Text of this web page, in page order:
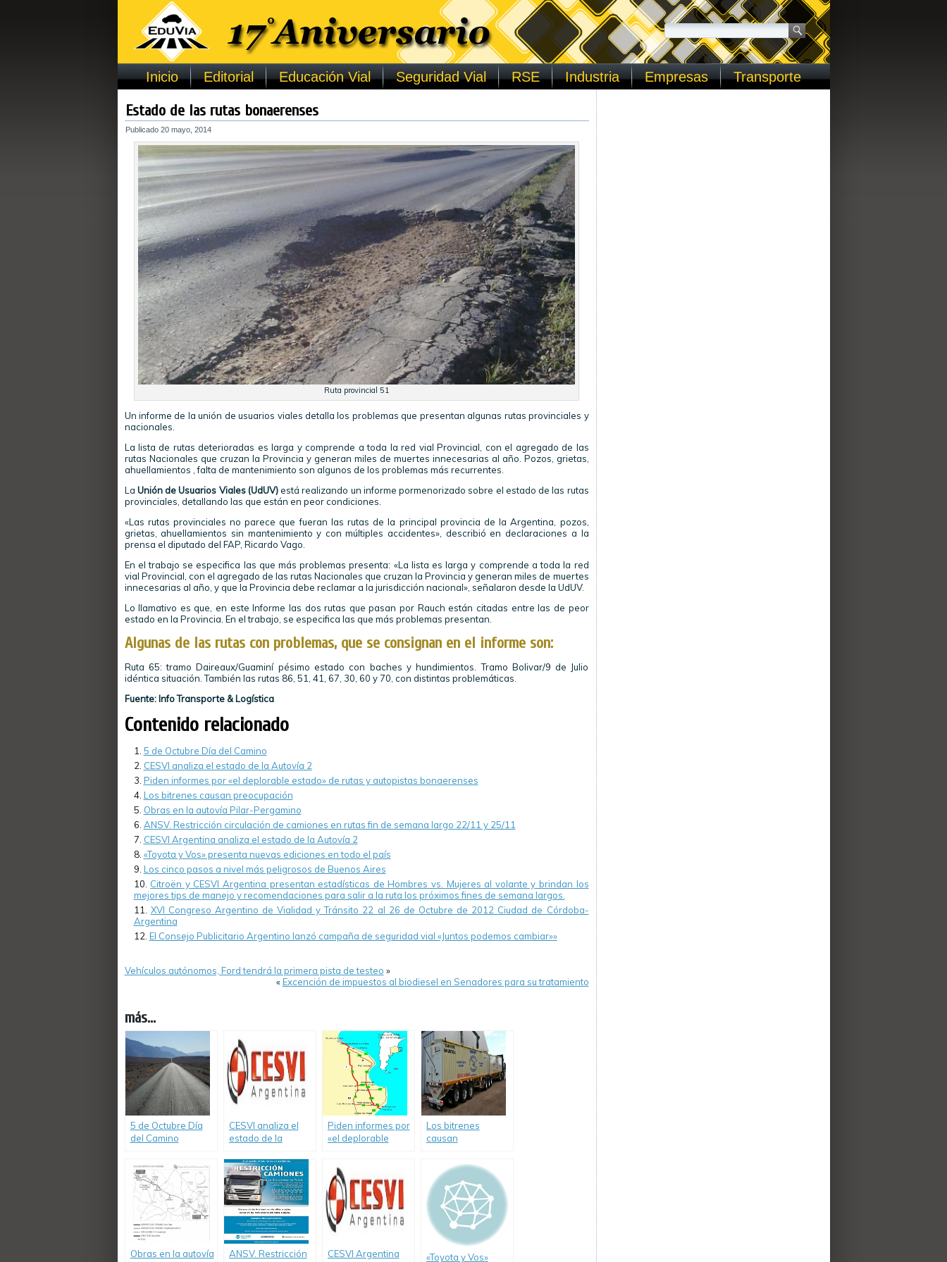
Inicio Editorial Educación Vial Seguridad Vial RSE Industria Empresas Transporte
Estado de las rutas bonaerenses
Publicado 20 mayo, 2014
Ruta provincial 51
Un informe de la unión de usuarios viales detalla los problemas que presentan algunas rutas provinciales y
nacionales.
La lista de rutas deterioradas es larga y comprende a toda la red vial Provincial, con el agregado de las
rutas Nacionales que cruzan la Provincia y generan miles de muertes innecesarias al año. Pozos, grietas,
ahuellamientos , falta de mantenimiento son algunos de los problemas más recurrentes.
La Unión de Usuarios Viales (UdUV)está realizando un informe pormenorizado sobre el estado de las rutas
provinciales, detallando las que están en peor condiciones.
«Las rutas provinciales no parece que fueran las rutas de la principal provincia de la Argentina, pozos,
grietas, ahuellamientos sin mantenimiento y con múltiples accidentes», describió en declaraciones a la
prensa el diputado del FAP, Ricardo Vago.
En el trabajo se especifica las que más problemas presenta: «La lista es larga y comprende a toda la red
vial Provincial, con el agregado de las rutas Nacionales que cruzan la Provincia y generan miles de muertes
innecesarias al año, y que la Provincia debe reclamar a la jurisdicción nacional», señalaron desde la UdUV.
Lo llamativo es que, en este Informe las dos rutas que pasan por Rauch están citadas entre las de peor
estado en la Provincia. En el trabajo, se especifica las que más problemas presentan.
Algunas de las rutas con problemas, que se consignan en el informe son:
Ruta 65: tramo Daireaux/Guaminí pésimo estado con baches y hundimientos. Tramo Bolivar/9 de Julio
idéntica situación. También las rutas 86, 51, 41, 67, 30, 60 y 70, con distintas problemáticas.
Fuente: Info Transporte & Logística
Contenido relacionado
5 de Octubre Día del Camino
CESVI analiza el estado de la Autovía 2
Piden informes por «el deplorable estado» de rutas y autopistas bonaerenses
Los bitrenes causan preocupación
Obras en la autovía Pilar-Pergamino
ANSV. Restricción circulación de camiones en rutas fin de semana largo 22/11 y 25/11
CESVI Argentina analiza el estado de la Autovía 2
«Toyota y Vos» presenta nuevas ediciones en todo el país
Los cinco pasos a nivel más peligrosos de Buenos Aires
Citroën y CESVI Argentina presentan estadísticas de Hombres vs. Mujeres al volante y brindan los
mejores tips de manejo y recomendaciones para salir a la ruta los próximos fines de semana largos.
XVI Congreso Argentino de Vialidad y Tránsito 22 al 26 de Octubre de 2012 Ciudad de Córdoba-
Argentina
El Consejo Publicitario Argentino lanzó campaña de seguridad vial «Juntos podemos cambiar»»
Vehículos autónomos, Ford tendrá la primera pista de testeo »
«Excención de impuestos al biodiesel en Senadores para su tratamiento
más...
5 de Octubre Día
del Camino
CESVI analiza el
estado de la
Piden informes por
«el deplorable
bonaerenses
Los bitrenes
causan
Obras en la autovía
ANSV. Restricción
CESVI Argentina
«Toyota y Vos»